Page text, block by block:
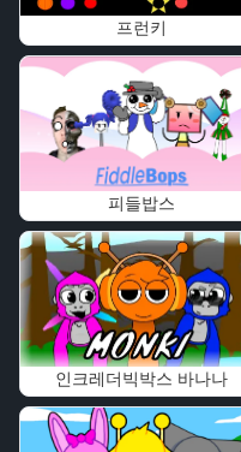
프런키
피들밥스
인크레더빅박스 바나나